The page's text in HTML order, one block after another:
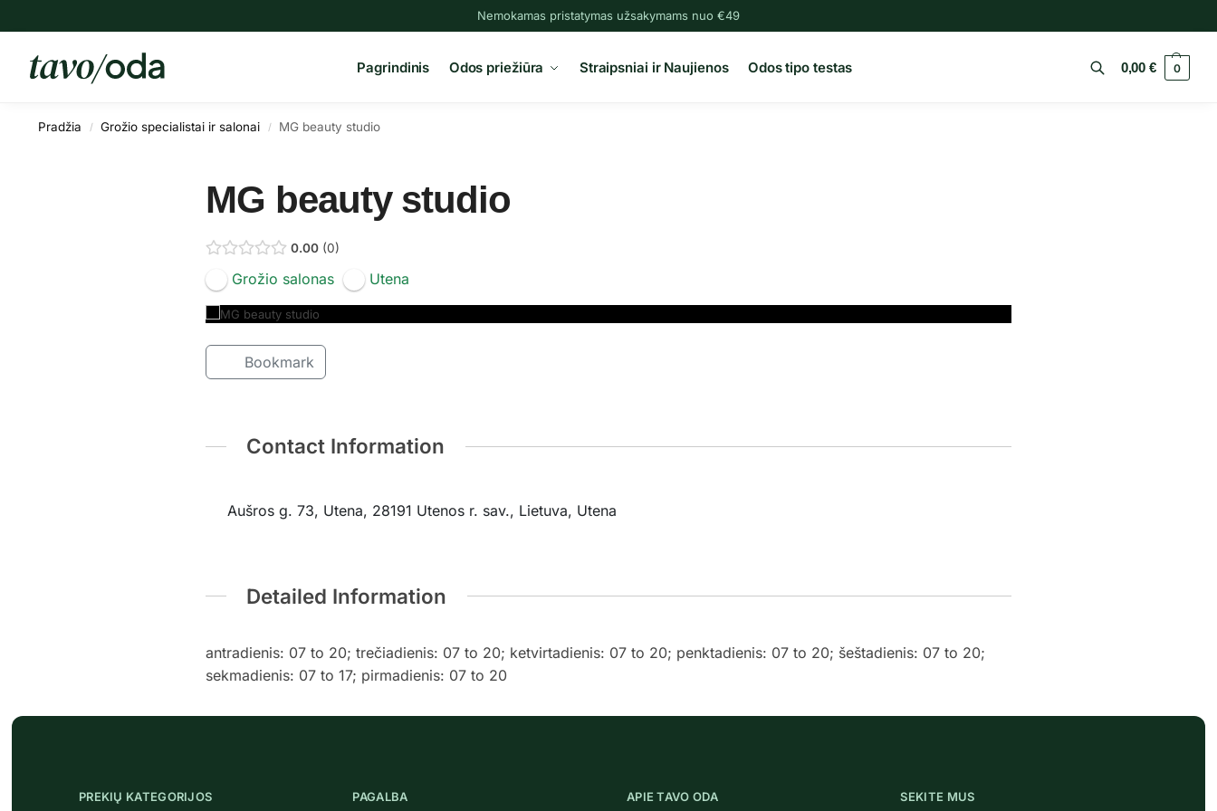
Nemokamas pristatymas užsakymams nuo €49
Pagrindinis Odos priežiūra Straipsniai ir Naujienos Odos tipo testas
Paieška
0,00€ 0
Pradžia / Grožio specialistai ir salonai / MG beauty studio
MG beauty studio
0.00 0
Grožio salonas Utena
Bookmark
Contact Information
Aušros g. 73, Utena, 28191 Utenos r. sav., Lietuva, Utena
Detailed Information
antradienis: 07 to 20; trečiadienis: 07 to 20; ketvirtadienis: 07 to 20; penktadienis: 07 to 20; šeštadienis: 07 to 20;
sekmadienis: 07 to 17; pirmadienis: 07 to 20
PREKIŲ KATEGORIJOS PAGALBA APIE TAVO ODA SEKITE MUS